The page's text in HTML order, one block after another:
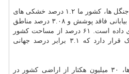
جنگل ها، کشور ما ۱.۲ درصد خشکی های
جهان، ۲.۴ درصد پدیده های بیابانی فاقد پوشش و ۳.۰۸ درصد مناطق
بیابانی جهان را در خود جای داده است. ۶۱ درصد از مساحت کشور
در اقلیم خشک و فراخشک قرار دارد که ۳.۱ برابر درصد جهانی
بر اساس آخرین گزارش ها، ۳۰ میلیون هکتار از اراضی کشور در